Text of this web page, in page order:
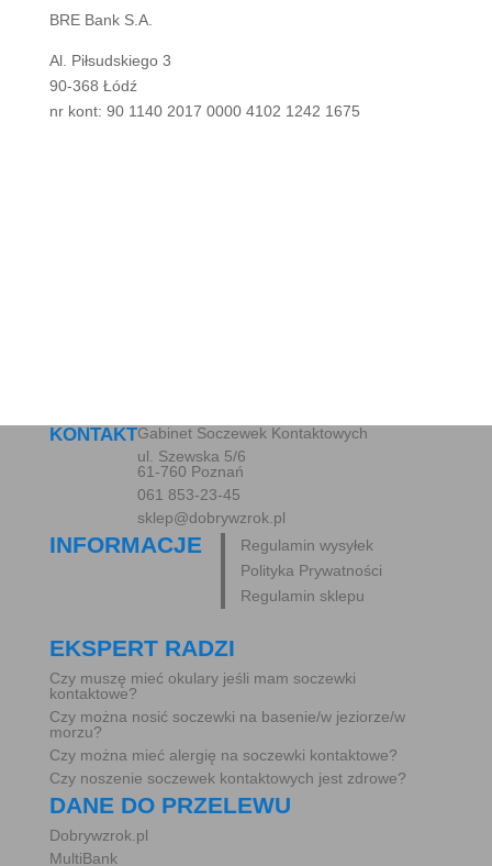
BRE Bank S.A.
Al. Piłsudskiego 3
90-368 Łódź
nr kont: 90 1140 2017 0000 4102 1242 1675
KONTAKTGabinet Soczewek Kontaktowych
ul. Szewska 5/6
61-760 Poznań
061 853-23-45
sklep@dobrywzrok.pl
INFORMACJE
Regulamin wysyłek
Polityka Prywatności
Regulamin sklepu
EKSPERT RADZI
Czy muszę mieć okulary jeśli mam soczewki
kontaktowe?
Czy można nosić soczewki na basenie/w jeziorze/w
morzu?
Czy można mieć alergię na soczewki kontaktowe?
Czy noszenie soczewek kontaktowych jest zdrowe?
DANE DO PRZELEWU
Dobrywzrok.pl
MultiBank